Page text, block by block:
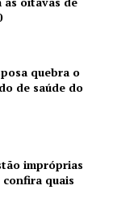
quebra o
de saúde do
impróprias
quais